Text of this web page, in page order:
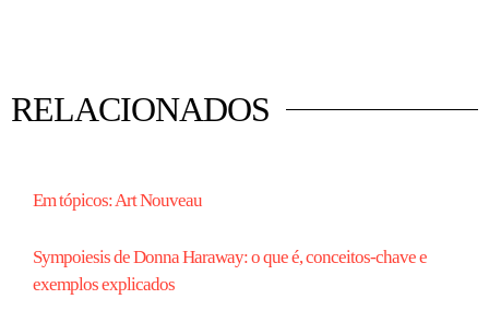
RELACIONADOS
Em tópicos: Art Nouveau
Sympoiesis de Donna Haraway: o que é, conceitos-chave e
exemplos explicados